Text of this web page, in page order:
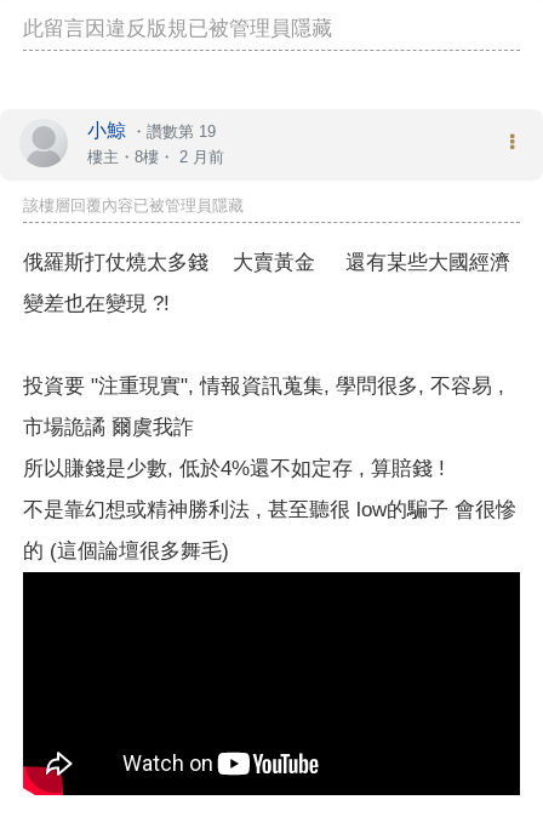
此留言因違反版規已被管理員隱藏
小鯨 ・ 讚數第 19
樓主 ・8樓・ 2 月前
該樓層回覆內容已被管理員隱藏
俄羅斯打仗燒太多錢 大賣黃金
還有某些大國經濟
變差也在變現 ?!
投資要 "注重現實", 情報資訊蒐集, 學問很多, 不容易 ,
市場詭譎 爾虞我詐
所以賺錢是少數, 低於4%還不如定存 , 算賠錢 !
不是靠幻想或精神勝利法 , 甚至聽很 low的騙子 會很慘
的 (這個論壇很多舞毛)